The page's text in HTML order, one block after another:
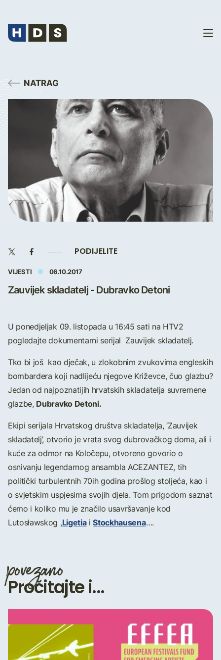
NATRAG
PODIJELITE
VIJESTI 06.10.2017
Zauvijek skladatelj - Dubravko Detoni
U ponedjeljak 09. listopada u 16:45 sati na HTV2
pogledajte dokumentarni serijal Zauvijek skladatelj.
Tko bi još kao dječak, u zlokobnim zvukovima engleskih
bombardera koji nadlijeću njegove Križevce, čuo glazbu?
Jedan od najpoznatijih hrvatskih skladatelja suvremene
glazbe, Dubravko Detoni.
Ekipi serijala Hrvatskog društva skladatelja, ‘Zauvijek
skladatelj’, otvorio je vrata svog dubrovačkog doma, ali i
kuće za odmor na Koločepu, otvoreno govorio o
osnivanju legendarnog ansambla ACEZANTEZ, tih
politički turbulentnih 70ih godina prošlog stoljeća, kao i
o svjetskim uspjesima svojih djela. Tom prigodom saznat
ćemo i koliko mu je značilo usavršavanje kod
Lutosławskog ,LigetiaiStockhausena….
povezano
Pročitajte i...